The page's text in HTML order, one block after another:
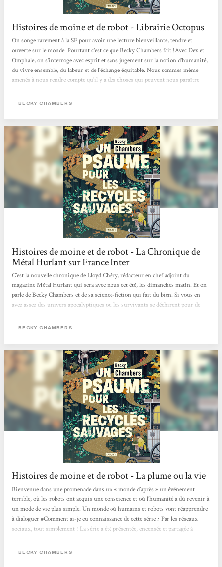
Histoires de moine et de robot - Librairie Octopus
On songe rarement à la SF pour avoir une lecture bienveillante, tendre et
ouverte sur le monde. Pourtant c'est ce que Becky Chambers fait !Avec Dex et
Omphale, on s'interroge avec esprit et sans jugement sur la notion d'humanité,
du vivre ensemble, du labeur et de l'échange équitable. Nous sommes même
amenés à nous rendre compte qu'il y a des choses qui peuvent nous paraître
comprendre l'empathie nécessaire à la compréhension des gens qui nous
BECKY CHAMBERS
Histoires de moine et de robot - La Chronique de
Métal Hurlant sur France Inter
C’est la nouvelle chronique de Lloyd Chéry, rédacteur en chef adjoint du
magazine Métal Hurlant qui sera avec nous cet été, les dimanches matin. Et on
parle de Becky Chambers et de sa science-fiction qui fait du bien. Si vous en
avez assez des univers apocalyptiques ou les survivants se déchirent pour de
personnages broyés par des états totalitaires vous dépriment. Si l’actualité vous
fiction des années 70, eh bien, réjouissez-vous,...
BECKY CHAMBERS
Histoires de moine et de robot - La plume ou la vie
Bienvenue dans une promenade dans un « monde d’après » un événement
terrible, où les robots ont acquis une conscience et où l’humanité a dû revenir à
un mode de vie plus simple. Un monde où humains et robots vont réapprendre
à dialoguer #Comment ai-je eu connaissance de cette série ? Par les réseaux
sociaux, tout simplement ! La série a été présentée, encensée et partagée à
m’ont vite parlé. #Philosophie...
BECKY CHAMBERS